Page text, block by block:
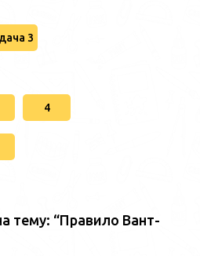
3
4
тему: “Правило Вант-